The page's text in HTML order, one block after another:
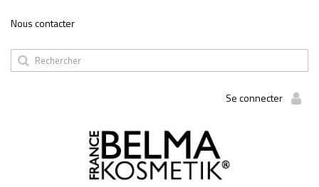
Nous contacter
Se connecter